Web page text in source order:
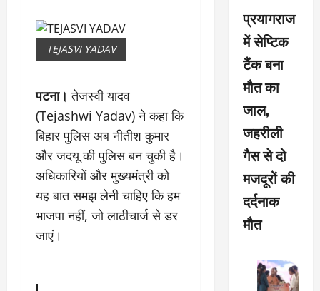
TEJASVI YADAV
पटना। तेजस्वी यादव
(Tejashwi Yadav) ने कहा कि
बिहार पुलिस अब नीतीश कुमार
और जदयू की पुलिस बन चुकी है।
अधिकारियों और मुख्यमंत्री को
यह बात समझ लेनी चाहिए कि हम
भाजपा नहीं, जो लाठीचार्ज से डर
जाएं।
प्रयागराज
में सेप्टिक
टैंक बना
मौत का
जाल,
जहरीली
गैस से दो
मजदूरों की
दर्दनाक
मौत